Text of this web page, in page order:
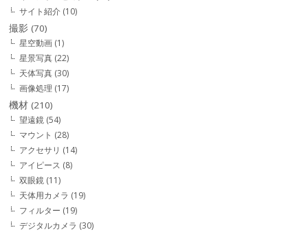
サイト紹介 (10)
撮影 (70)
星空動画 (1)
星景写真 (22)
天体写真 (30)
画像処理 (17)
機材 (210)
望遠鏡 (54)
マウント (28)
アクセサリ (14)
アイピース (8)
双眼鏡 (11)
天体用カメラ (19)
フィルター (19)
デジタルカメラ (30)